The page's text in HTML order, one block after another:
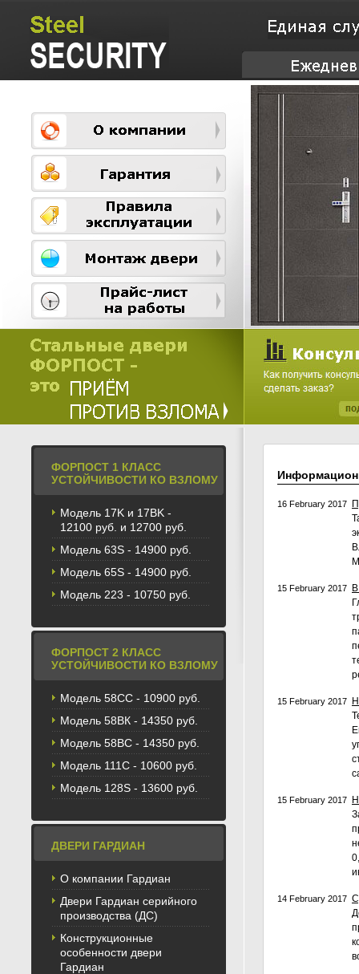
ФОРПОСТ 1 КЛАСС
УСТОЙЧИВОСТИ КО ВЗЛОМУ
Модель 17K и 17BK -
12100 руб. и 12700 руб.
Модель 63S - 14900 руб.
Модель 65S - 14900 руб.
Модель 223 - 10750 руб.
ФОРПОСТ 2 КЛАСС
УСТОЙЧИВОСТИ КО ВЗЛОМУ
Модель 58CС - 10900 руб.
Модель 58BК - 14350 руб.
Модель 58ВС - 14350 руб.
Модель 111С - 10600 руб.
Модель 128S - 13600 руб.
ДВЕРИ ГАРДИАН
О компании Гардиан
Двери Гардиан серийного
производства (ДС)
Конструкционные
особенности двери
Гардиан
16 February 2017
15 February 2017
15 February 2017
15 February 2017
14 February 2017